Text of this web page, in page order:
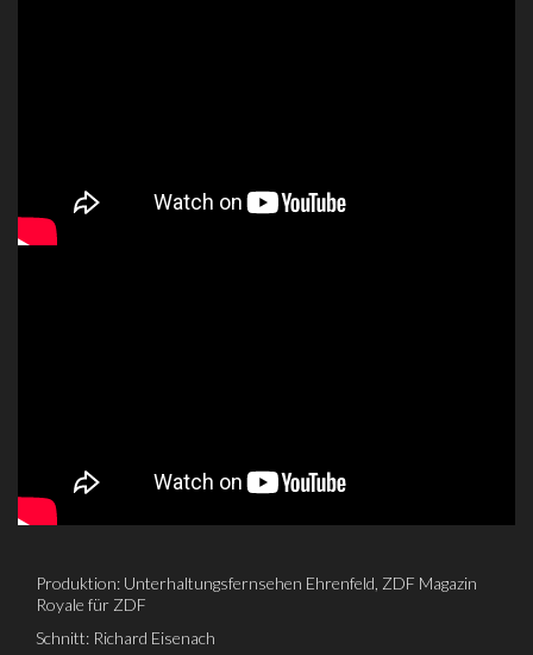
Produktion: Unterhaltungsfernsehen Ehrenfeld, ZDF Magazin
Royale für ZDF
Schnitt: Richard Eisenach